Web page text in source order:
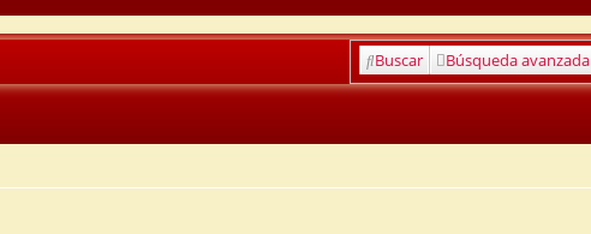
Buscar Búsqueda avanzada